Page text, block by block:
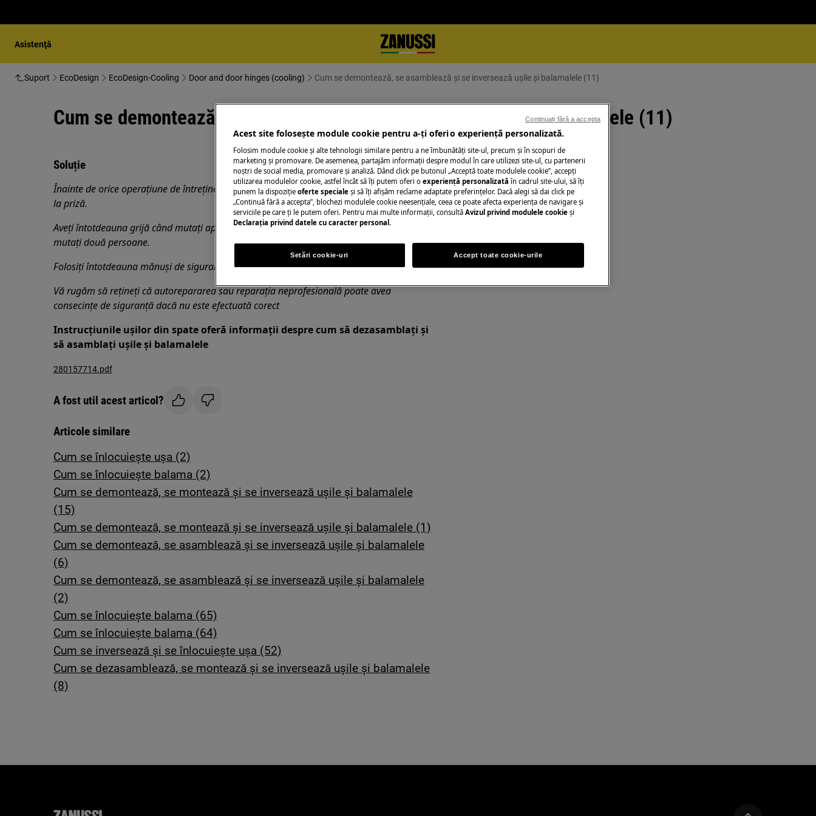
Asistenţă
Suport EcoDesign EcoDesign-Cooling Door and door hinges (cooling) Cum se demontează, se asamblează și se inversează ușile și balamalele (11)
Cum se demontează, se asamblează și se inversează ușile și balamalele (11)
Soluție
Înainte de orice operațiune de întreținere, dezactivați aparatul și deconectați ștecherul de
lapriză.
Aveți întotdeauna grijă când mutați aparatele, pentru aparatele grele este necesar să le
mutați două persoane.
Folosiți întotdeauna mănuși de siguranță și încălțăminte închisă.
Vă rugăm să rețineți că autorepararea sau reparația neprofesională poate avea
consecințe de siguranță dacă nu este efectuată corect
Instrucțiunile ușilor din spate oferă informații despre cum să dezasamblați și
să asamblați ușile și balamalele
280157714.pdf
A fost util acest articol?
Articole similare
Cum se înlocuiește ușa (2)
Cum se înlocuiește balama (2)
Cum se demontează, se montează și se inversează ușile și balamalele
(15)
Cum se demontează, se montează și se inversează ușile și balamalele (1)
Cum se demontează, se asamblează și se inversează ușile și balamalele
(6)
Cum se demontează, se asamblează și se inversează ușile și balamalele
(2)
Cum se înlocuiește balama (65)
Cum se înlocuiește balama (64)
Cum se inversează și se înlocuiește ușa (52)
Cum se dezasamblează, se montează și se inversează ușile și balamalele
(8)
Acest site folosește module cookie pentru a-ţi oferi o experienţă personalizată.
Folosim module cookie și alte tehnologii similare pentru a ne îmbunătăţi site-ul, precum și în scopuri de
marketing și promovare. De asemenea, partajăm informaţii despre modul în care utilizezi site-ul, cu partenerii
noștri de social media, promovare și analiză. Dând click pe butonul „Acceptă toate modulele cookie”, accepţi
utilizarea modulelor cookie, astfel încât să îţi putem oferi o experienţă personalizată în cadrul site-ului, să îţi
punem la dispoziţie oferte speciale și să îţi afișăm reclame adaptate preferinţelor. Dacă alegi să dai click pe
„Continuă fără a accepta”, blochezi modulele cookie neesenţiale, ceea ce poate afecta experienţa de navigare și
serviciile pe care ţi le putem oferi. Pentru mai multe informaţii, consultă Avizul privind modulele cookie și
Declaraţia privind datele cu caracter personal.
Setări cookie-uri Accept toate cookie-urile
Continuați fără a accepta